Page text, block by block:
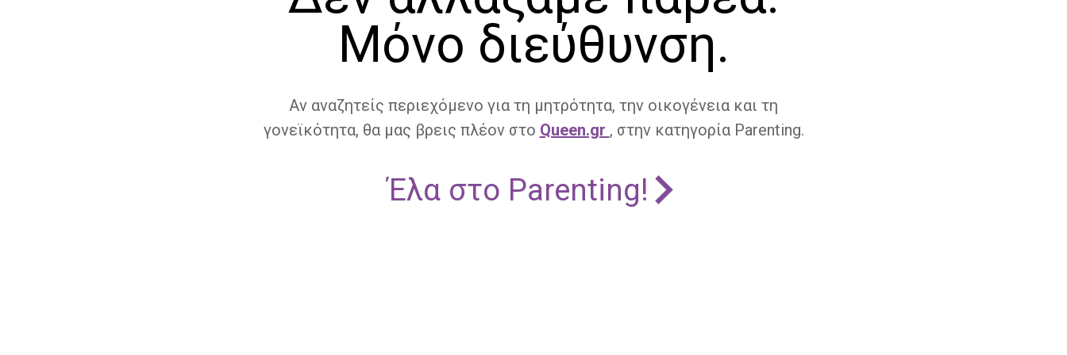
Μόνο διεύθυνση.
Αν αναζητείς περιεχόμενο για τη μητρότητα, την οικογένεια και τη
γονεϊκότητα, θα μας βρεις πλέον στο Queen.gr , στην κατηγορία Parenting.
Έλα στο Parenting!